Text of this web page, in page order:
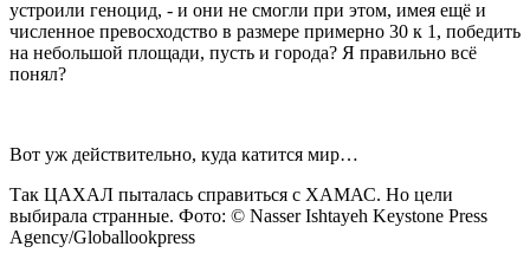
устроили геноцид, - и они не смогли при этом, имея ещё и
численное превосходство в размере примерно 30 к 1, победить
на небольшой площади, пусть и города? Я правильно всё
понял?
Вот уж действительно, куда катится мир…
Так ЦАХАЛ пыталась справиться с ХАМАС. Но цели
выбирала странные. Фото: © Nasser Ishtayeh Keystone Press
Agency/Globallookpress